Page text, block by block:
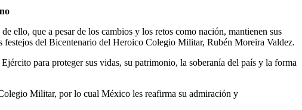
ello, que a pesar de los cambios y los retos como nación, mantienen sus
festejos del Bicentenario del Heroico Colegio Militar, Rubén Moreira Valdez.
para proteger sus vidas, su patrimonio, la soberanía del país y la forma
Militar, por lo cual México les reafirma su admiración y